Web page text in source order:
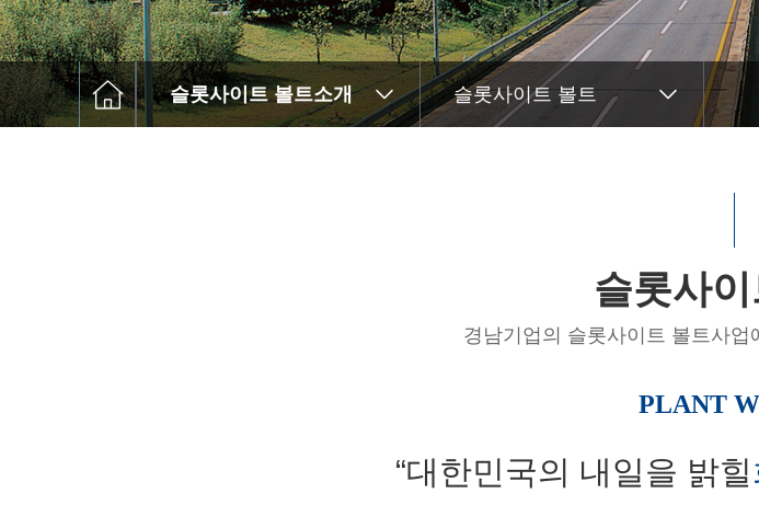
슬롯사이트 볼트소개 슬롯사이트 볼트
슬롯사
경남기업의 슬롯사이트 볼트사
PLANT
“대한민국의 내일을 밝힐